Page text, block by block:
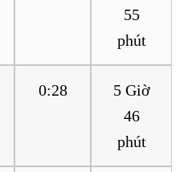
55
phút
0:28
5 Giờ
46
phút